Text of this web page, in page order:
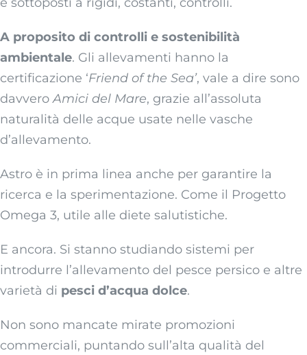
A proposito di controlli e sostenibilità
ambientale. Gli allevamenti hanno la
certificazione ‘Friend of the Sea’, vale a dire sono
davveroAmici del Mare, grazie all’assoluta
naturalità delle acque usate nelle vasche
d’allevamento.
Astro è in prima linea anche per garantire la
ricerca e la sperimentazione. Come il Progetto
Omega 3, utile alle diete salutistiche.
E ancora. Si stanno studiando sistemi per
introdurre l’allevamento del pesce persico e altre
varietà di pesci d’acqua dolce.
Non sono mancate mirate promozioni
commerciali, puntando sull’alta qualità del